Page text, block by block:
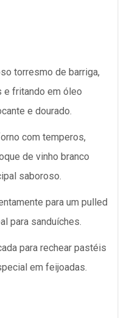
torresmo de barriga,
e fritando em óleo
e dourado.
com temperos,
de vinho branco
saboroso.
para um pulled
para sanduíches.
para rechear pastéis
em feijoadas.